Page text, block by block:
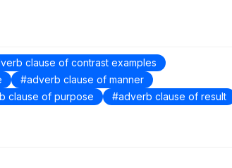
clause of contrast examples
adverb clause of manner
clause of purpose
adverb clause of result